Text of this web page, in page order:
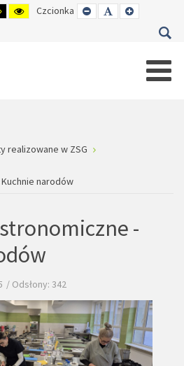
WYSOKI
CZARNO-
WYSOKI
ŻÓŁTO-
Czcionka SET
SMALLER
SET
DEFAULT
SET
LARGER
realizowane w ZSG
narodów
-
Odsłony: 342